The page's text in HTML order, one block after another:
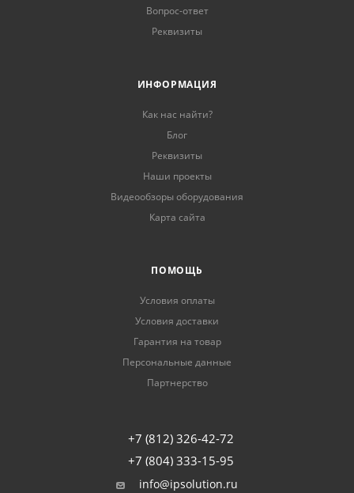
Вопрос-ответ
Реквизиты
ИНФОРМАЦИЯ
Как нас найти?
Блог
Реквизиты
Наши проекты
Видеообзоры оборудования
Карта сайта
ПОМОЩЬ
Условия оплаты
Условия доставки
Гарантия на товар
Персональные данные
Партнерство
+7 (812) 326-42-72
+7 (804) 333-15-95
info@ipsolution.ru